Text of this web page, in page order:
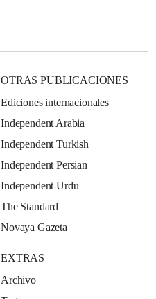
OTRAS PUBLICACIONES
Ediciones internacionales
Independent Arabia
Independent Turkish
Independent Persian
Independent Urdu
The Standard
Novaya Gazeta
EXTRAS
Archivo